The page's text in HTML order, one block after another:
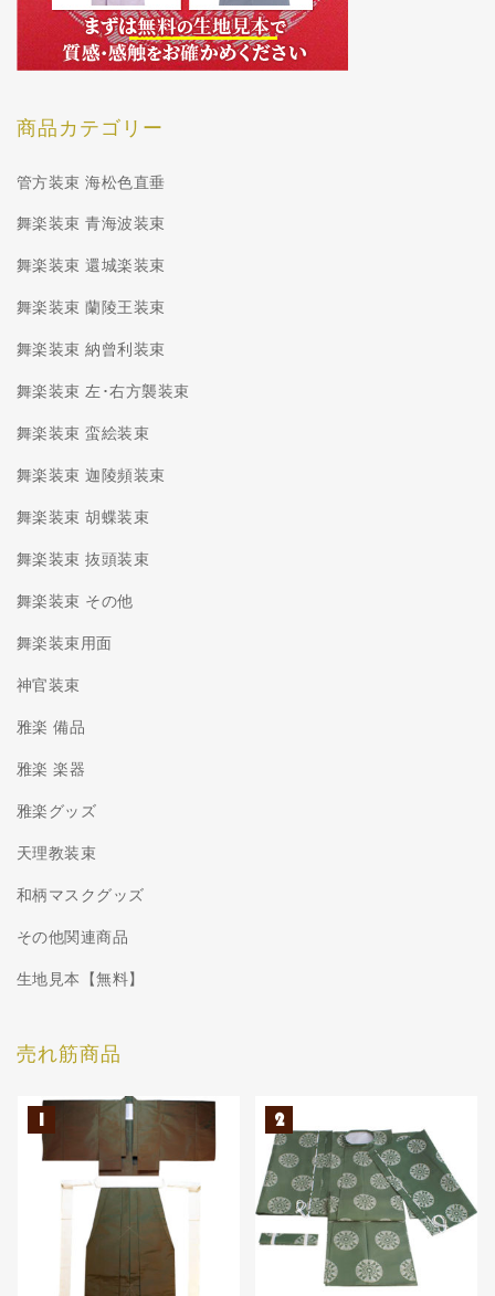
商品カテゴリー
管方装束 海松色直垂
舞楽装束 青海波装束
舞楽装束 還城楽装束
舞楽装束 蘭陵王装束
舞楽装束 納曾利装束
舞楽装束 左･右方襲装束
舞楽装束 蛮絵装束
舞楽装束 迦陵頻装束
舞楽装束 胡蝶装束
舞楽装束 抜頭装束
舞楽装束 その他
舞楽装束用面
神官装束
雅楽 備品
雅楽 楽器
雅楽グッズ
天理教装束
和柄マスクグッズ
その他関連商品
生地見本【無料】
売れ筋商品